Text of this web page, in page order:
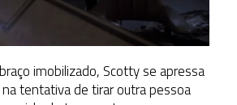
imobilizado, Scotty se apressa
tentativa de tirar outra pessoa